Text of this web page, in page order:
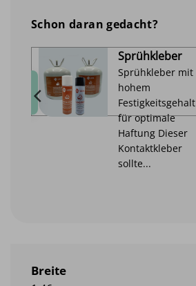
Breite
Schon daran gedacht?
Sprühkleber
Sprühkleber mit
hohem
Festigkeitsgehalt
für optimale
Haftung Dieser
Kontaktkleber
sollte...